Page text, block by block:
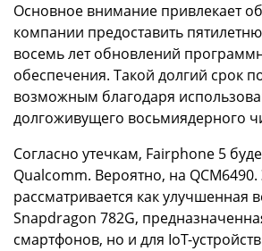
Основное внимание привлекает
компании предоставить
восемь лет обновлений
обеспечения. Такой долгий срок
возможным благодаря
долгоживущего восьмиядерного
Согласно утечкам, Fairphone 5
Qualcomm. Вероятно, на
рассматривается как улучшенная
Snapdragon 782G,
смартфонов, но и для IoT-